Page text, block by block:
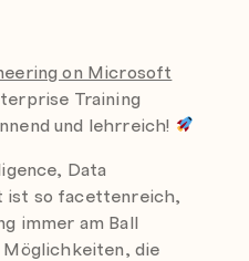
on Microsoft
Training
und lehrreich!
Data
ist so facettenreich,
immer am Ball
Möglichkeiten, die